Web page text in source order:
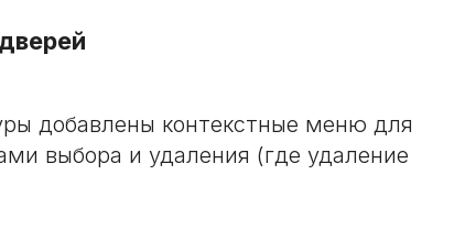
добавлены контекстные меню для
выбора и удаления (где удаление